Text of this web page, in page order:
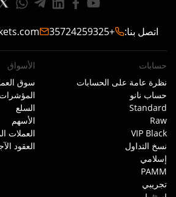
اتصل بنا:
+35724259325
حسابات
نظرة عامة على الحسابات
حساب نانو
Standard
Raw
VIP Black
نسخ التداول
إسلامي
PAMM
تجريبي
الأسواق
سوق
المؤشرات
السلع
الأسهم
العملات
العقود